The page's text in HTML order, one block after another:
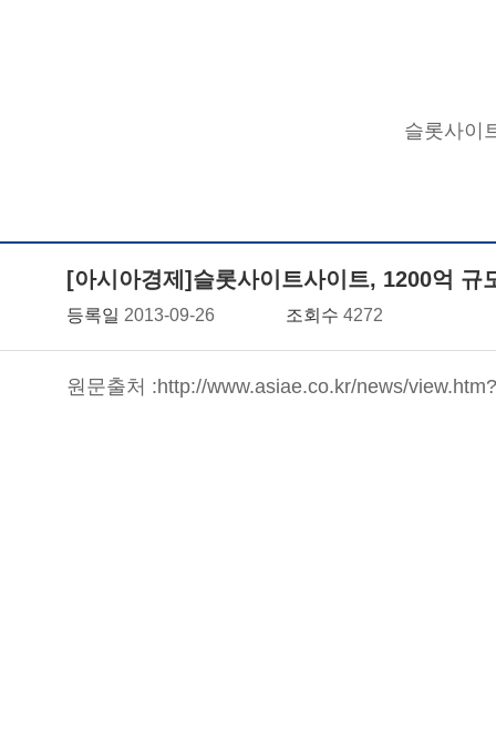
슬롯사이
[아시아경제]슬롯사이트사이트, 1200억 규
등록일 2013-09-26 조회수 4272
원문출처 :http://www.asiae.co.kr/news/